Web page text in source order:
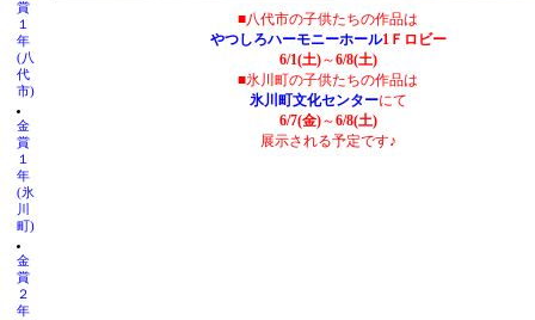
賞
１
年
(八
代
市)
金
賞
１
年
(氷
川
町)
金
賞
２
年
■八代市の子供たちの作品は
やつしろハーモニーホール1Ｆロビー
6/1(土)～6/8(土)
■氷川町の子供たちの作品は
氷川町文化センターにて
6/7(金)～6/8(土)
展示される予定です♪